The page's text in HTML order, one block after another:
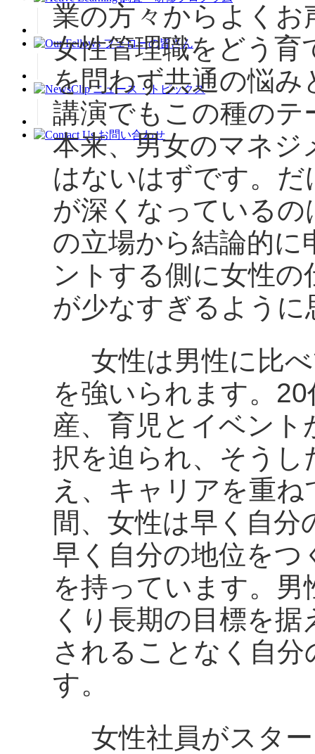
業の方々からよく
女性管理職をどう育
を問わず共通の悩
講演でもこの種の
本来、男女のマネジ
はないはずです。
が深くなっている
の立場から結論的
ントする側に女性
が少なすぎるよう
女性は男性に比
を強いられます。
産、育児とイベン
択を迫られ、そうし
え、キャリアを重
間、女性は早く自
早く自分の地位を
を持っています。
くり長期の目標を
されることなく自
す。
女性社員がスタ